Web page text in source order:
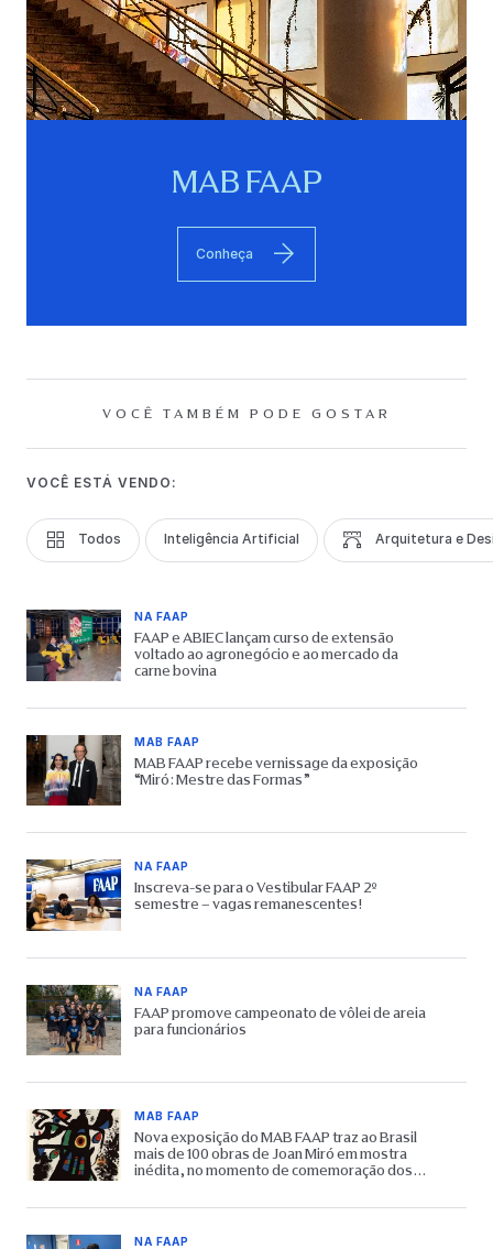
MAB FAAP
Conheça
VOCÊ TAMBÉM PODE GOSTAR
VOCÊ ESTÁ VENDO:
Todos Inteligência Artificial Arquitetura e
NA FAAP
FAAP e ABIEC lançam curso de extensão
voltado ao agronegócio e ao mercado da
carne bovina
MAB FAAP
MAB FAAP recebe vernissage da exposição
“Miró: Mestre das Formas”
NA FAAP
Inscreva-se para o Vestibular FAAP 2º
semestre – vagas remanescentes!
NA FAAP
FAAP promove campeonato de vôlei de areia
para funcionários
MAB FAAP
Nova exposição do MAB FAAP traz ao Brasil
mais de 100 obras de Joan Miró em mostra
inédita, no momento de comemoração dos
NA FAAP